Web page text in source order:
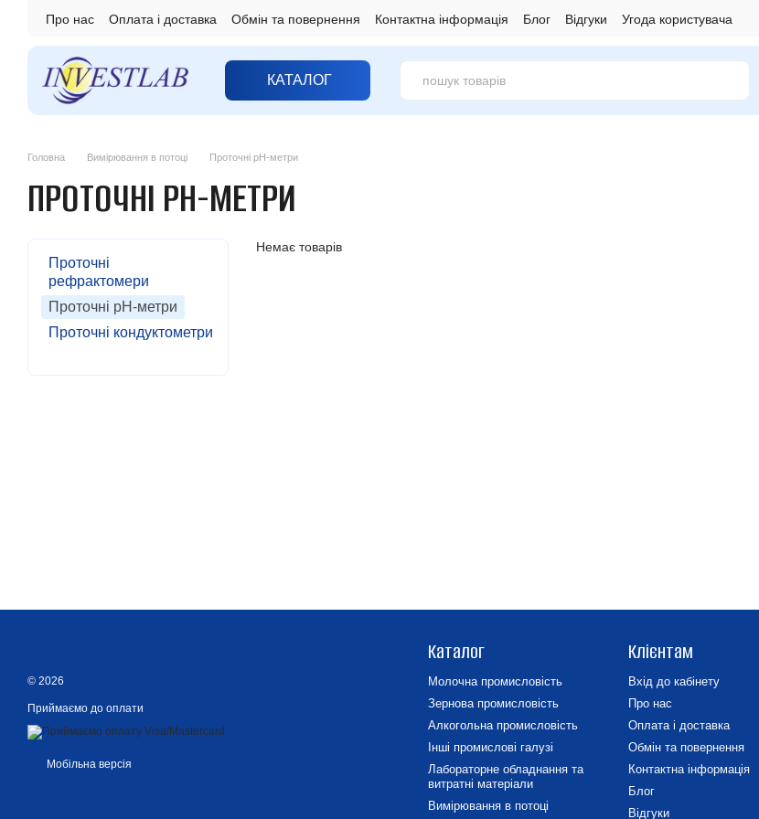
Перейти до основного контенту
Про нас Оплата і доставка Обмін та повернення Контактна інформація Блог Відгуки Угода користувача
КАТАЛОГ
Головна Вимірювання в потоці Проточні pH-метри
ПРОТОЧНІ PH-МЕТРИ
Немає товарів
Проточні
рефрактомери
Проточні pH-метри
Проточні кондуктометри
© 2026
Приймаємо до оплати
Мобільна версія
Каталог
Молочна промисловість
Зернова промисловість
Алкогольна промисловість
Інші промислові галузі
Лабораторне обладнання та
витратні матеріали
Вимірювання в потоці
Клієнтам
Вхід до кабінету
Про нас
Оплата і доставка
Обмін та повернення
Контактна інформація
Блог
Відгуки